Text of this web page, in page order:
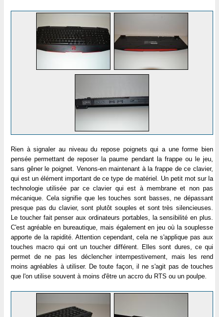
Rien à signaler au niveau du repose poignets qui a une forme bien
pensée permettant de reposer la paume pendant la frappe ou le jeu,
sans gêner le poignet. Venons-en maintenant à la frappe de ce clavier,
qui est un élément important de ce type de matériel. Un petit mot sur la
technologie utilisée par ce clavier qui est à membrane et non pas
mécanique. Cela signifie que les touches sont basses, ne dépassant
presque pas du clavier, sont plutôt souples et sont très silencieuses.
Le toucher fait penser aux ordinateurs portables, la sensibilité en plus.
C'est agréable en bureautique, mais également en jeu où la souplesse
apporte de la rapidité. Attention cependant, cela ne s'applique pas aux
touches macro qui ont un toucher différent. Elles sont dures, ce qui
permet de ne pas les déclencher intempestivement, mais les rend
moins agréables à utiliser. De toute façon, il ne s'agit pas de touches
que l'on utilise souvent à moins d'être un accro du RTS ou un poulpe.